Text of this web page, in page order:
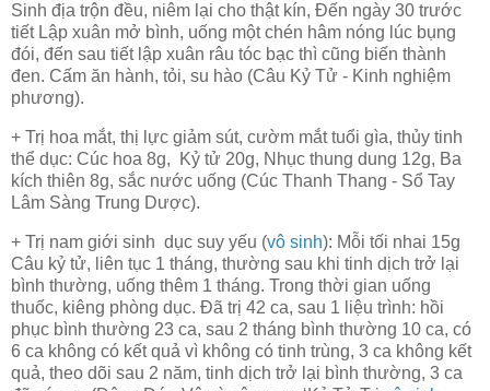
Sinh địa trộn đều, niêm lại cho thật kín, Đến ngày 30 trước
tiết Lập xuân mở bình, uống một chén hâm nóng lúc bụng
đói, đến sau tiết lập xuân râu tóc bạc thì cũng biến thành
đen. Cấm ăn hành, tỏi, su hào (Câu Kỷ Tử - Kinh nghiệm
phương).
+ Trị hoa mắt, thị lực giảm sút, cườm mắt tuổi gìa, thủy tinh
thể dục: Cúc hoa 8g, Kỷ tử 20g, Nhục thung dung 12g, Ba
kích thiên 8g, sắc nước uống (Cúc Thanh Thang - Sổ Tay
Lâm Sàng Trung Dược).
+ Trị nam giới sinh dục suy yếu (vô sinh): Mỗi tối nhai 15g
Câu kỷ tử, liên tục 1 tháng, thường sau khi tinh dịch trở lại
bình thường, uống thêm 1 tháng. Trong thời gian uống
thuốc, kiêng phòng dục. Đã trị 42 ca, sau 1 liệu trình: hồi
phục bình thường 23 ca, sau 2 tháng bình thường 10 ca, có
6 ca không có kết quả vì không có tinh trùng, 3 ca không kết
quả, theo dõi sau 2 năm, tinh dịch trở lại bình thường, 3 ca